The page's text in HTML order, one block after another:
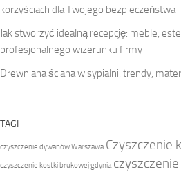
korzyściach dla Twojego bezpieczeństwa
Jak stworzyć idealną recepcję: meble,
profesjonalnego wizerunku firmy
Drewniana ściana w sypialni: trendy,
TAGI
czyszczenie dywanów Warszawa Czyszczenie
czyszczenie kostki brukowej gdynia